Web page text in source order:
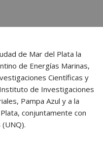
de Mar del Plata la
de Energías Marinas,
Científicas y
de Investigaciones
Pampa Azul y a la
conjuntamente con